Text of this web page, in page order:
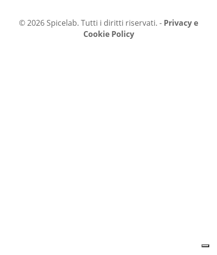
© 2026 Spicelab. Tutti i diritti riservati. - Privacy e
Cookie Policy